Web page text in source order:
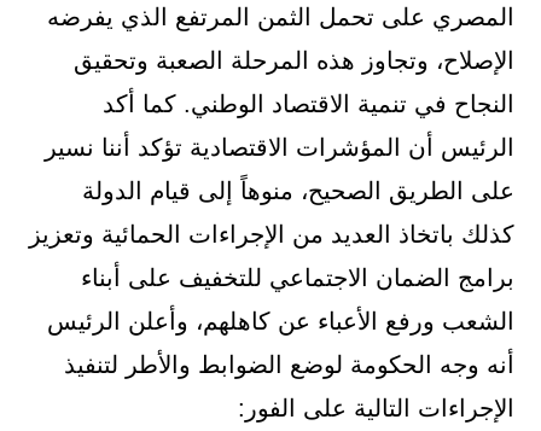
المصري على تحمل الثمن المرتفع الذي يفرضه
الإصلاح، وتجاوز هذه المرحلة الصعبة وتحقيق
النجاح في تنمية الاقتصاد الوطني. كما أكد
الرئيس أن المؤشرات الاقتصادية تؤكد أننا نسير
على الطريق الصحيح، منوهاً إلى قيام الدولة
كذلك باتخاذ العديد من الإجراءات الحمائية وتعزيز
برامج الضمان الاجتماعي للتخفيف على أبناء
الشعب ورفع الأعباء عن كاهلهم، وأعلن الرئيس
أنه وجه الحكومة لوضع الضوابط والأطر لتنفيذ
الإجراءات التالية على الفور: